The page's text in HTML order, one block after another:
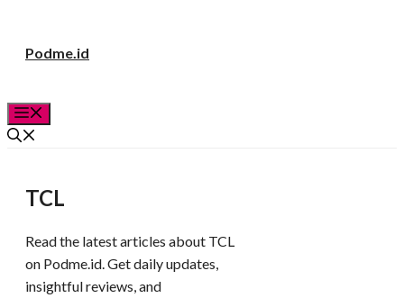
Podme.id
TCL
Read the latest articles about TCL
on Podme.id. Get daily updates,
insightful reviews, and